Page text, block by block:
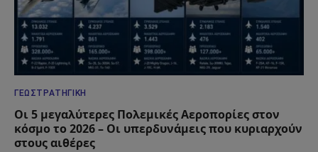
ΓΕΩΣΤΡΑΤΗΓΙΚΉ
Οι 5 μεγαλύτερες Πολεμικές Αεροπορίες στον
κόσμο το 2026 – Οι υπερδυνάμεις που κυριαρχούν
στους αιθέρες